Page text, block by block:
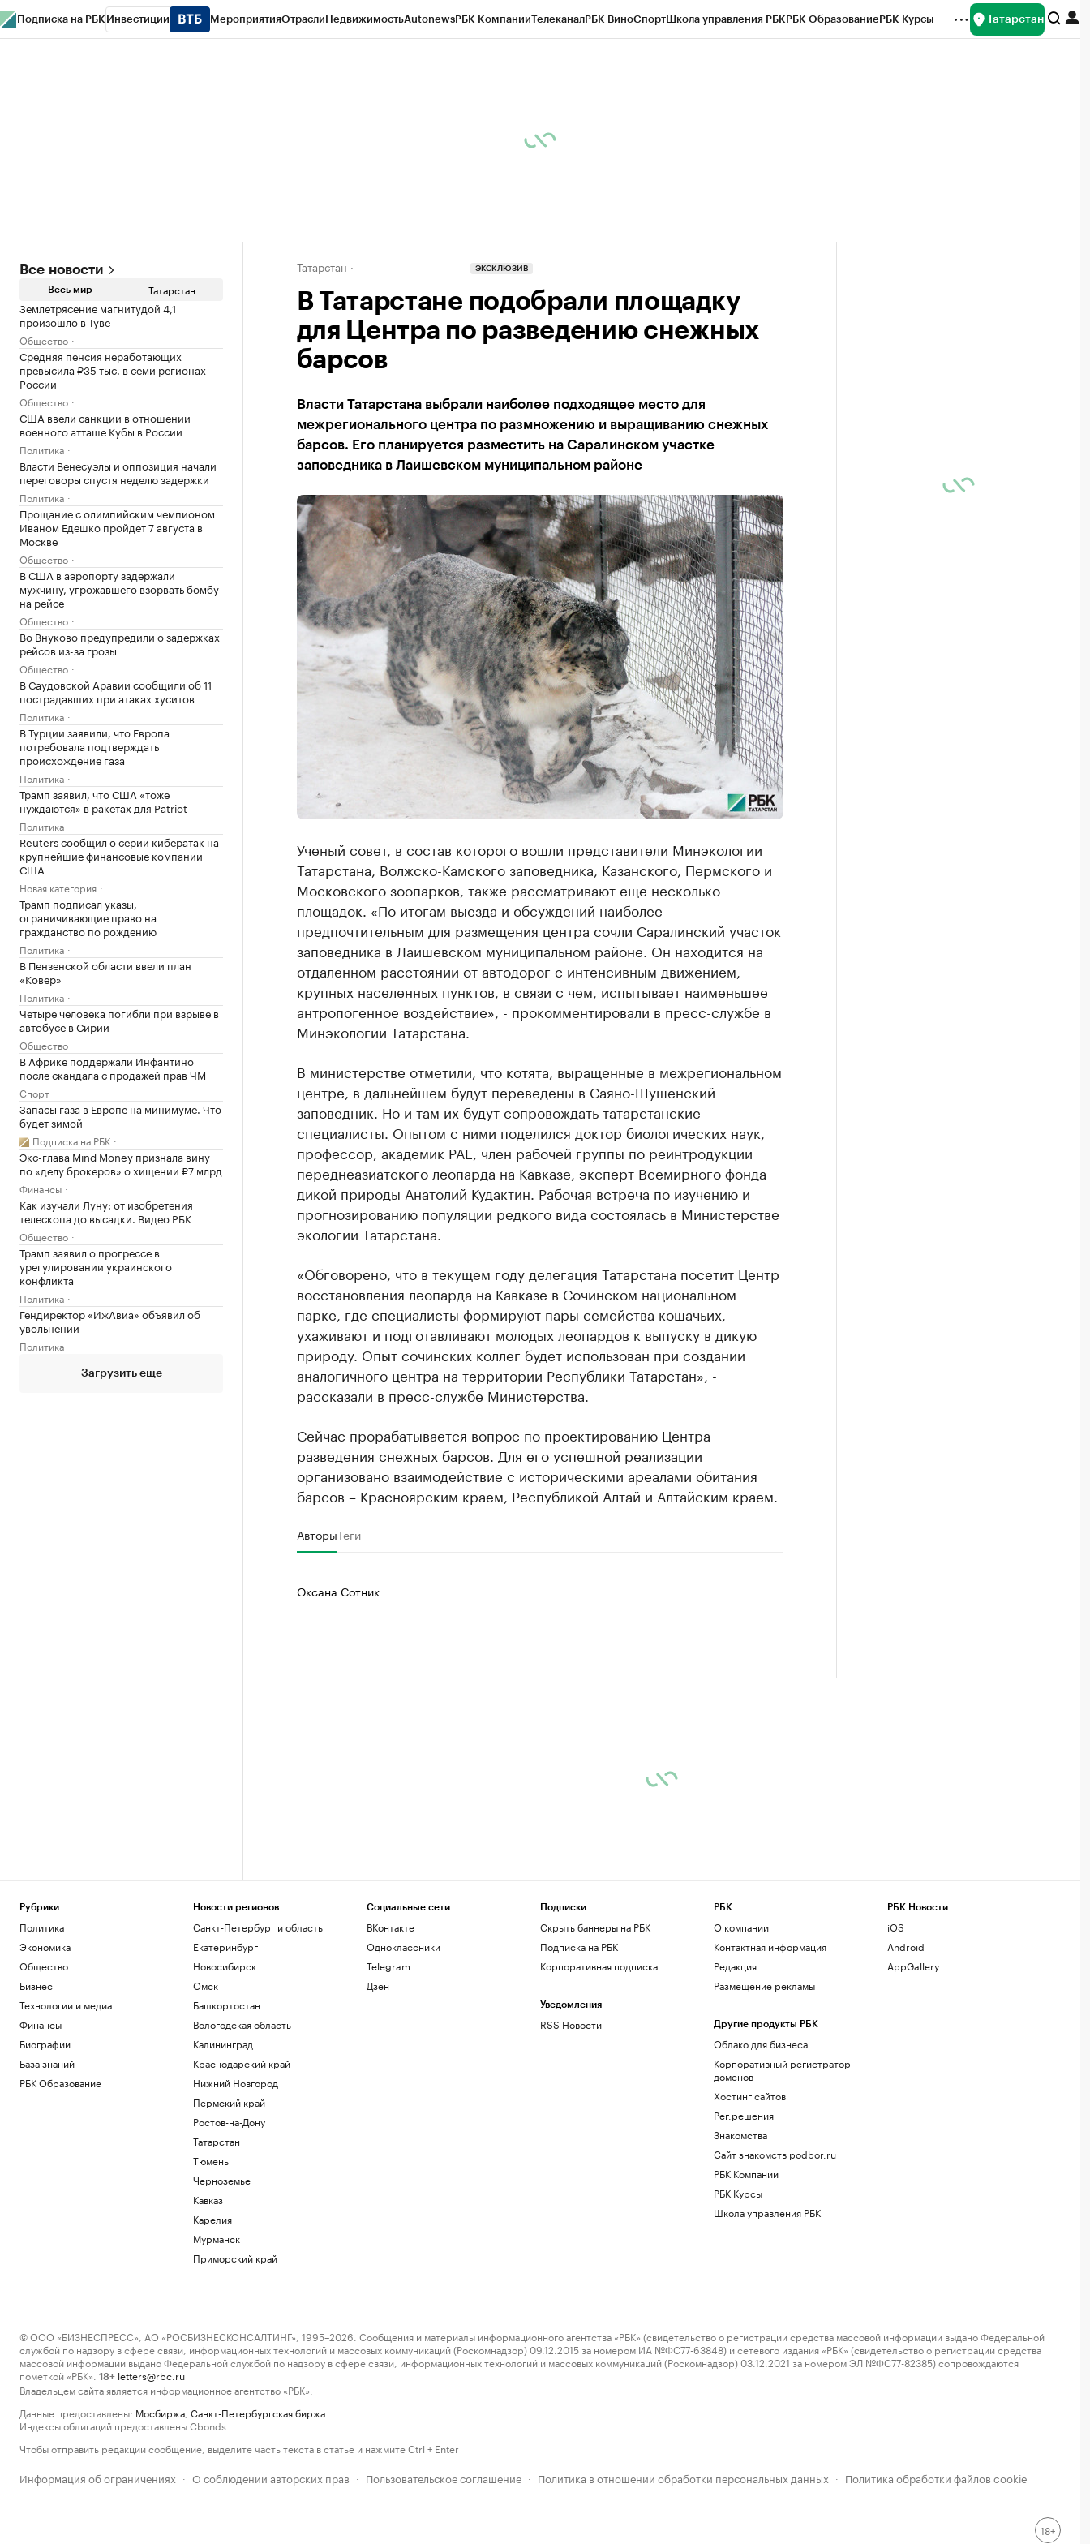
Подписка на РБК Инвестиции МероприятияОтраслиНедвижимостьAutonewsРБК КомпанииТелеканалРБК ВиноСпортШкола управления РБКРБК ОбразованиеРБК Курсы Татарстан
Все новости
Весь мир Татарстан
Землетрясение магнитудой 4,1
произошло в Туве
Общество
Средняя пенсия неработающих
превысила ₽35 тыс. в семи регионах
России
Общество
США ввели санкции в отношении
военного атташе Кубы в России
Политика
Власти Венесуэлы и оппозиция начали
переговоры спустя неделю задержки
Политика
Прощание с олимпийским чемпионом
Иваном Едешко пройдет 7 августа в
Москве
Общество
В США в аэропорту задержали
мужчину, угрожавшего взорвать бомбу
на рейсе
Общество
Во Внуково предупредили о задержках
рейсов из-за грозы
Общество
В Саудовской Аравии сообщили об 11
пострадавших при атаках хуситов
Политика
В Турции заявили, что Европа
потребовала подтверждать
происхождение газа
Политика
Трамп заявил, что США «тоже
нуждаются» в ракетах для Patriot
Политика
Reuters сообщил о серии кибератак на
крупнейшие финансовые компании
США
Новая категория
Трамп подписал указы,
ограничивающие право на
гражданство по рождению
Политика
В Пензенской области ввели план
«Ковер»
Политика
Четыре человека погибли при взрыве в
автобусе в Сирии
Общество
В Африке поддержали Инфантино
после скандала с продажей прав ЧМ
Спорт
Запасы газа в Европе на минимуме. Что
будет зимой
Подписка на РБК
Экс-глава Mind Money признала вину
по «делу брокеров» о хищении ₽7 млрд
Финансы
Как изучали Луну: от изобретения
телескопа до высадки. Видео РБК
Общество
Трамп заявил о прогрессе в
урегулировании украинского
конфликта
Политика
Гендиректор «ИжАвиа» объявил об
увольнении
Политика
Загрузить еще
Татарстан ЭКСКЛЮЗИВ
В Татарстане подобрали площадку
для Центра по разведению снежных
барсов
Власти Татарстана выбрали наиболее подходящее место для
межрегионального центра по размножению и выращиванию снежных
барсов. Его планируется разместить на Саралинском участке
заповедника в Лаишевском муниципальном районе
Ученый совет, в состав которого вошли представители Минэкологии
Татарстана, Волжско-Камского заповедника, Казанского, Пермского и
Московского зоопарков, также рассматривают еще несколько
площадок. «По итогам выезда и обсуждений наиболее
предпочтительным для размещения центра сочли Саралинский участок
заповедника в Лаишевском муниципальном районе. Он находится на
отдаленном расстоянии от автодорог с интенсивным движением,
крупных населенных пунктов, в связи с чем, испытывает наименьшее
антропогенное воздействие», - прокомментировали в пресс-службе в
Минэкологии Татарстана.
В министерстве отметили, что котята, выращенные в межрегиональном
центре, в дальнейшем будут переведены в Саяно-Шушенский
заповедник. Но и там их будут сопровождать татарстанские
специалисты. Опытом с ними поделился доктор биологических наук,
профессор, академик РАЕ, член рабочей группы по реинтродукции
переднеазиатского леопарда на Кавказе, эксперт Всемирного фонда
дикой природы Анатолий Кудактин. Рабочая встреча по изучению и
прогнозированию популяции редкого вида состоялась в Министерстве
экологии Татарстана.
«Обговорено, что в текущем году делегация Татарстана посетит Центр
восстановления леопарда на Кавказе в Сочинском национальном
парке, где специалисты формируют пары семейства кошачьих,
ухаживают и подготавливают молодых леопардов к выпуску в дикую
природу. Опыт сочинских коллег будет использован при создании
аналогичного центра на территории Республики Татарстан», -
рассказали в пресс-службе Министерства.
Сейчас прорабатывается вопрос по проектированию Центра
разведения снежных барсов. Для его успешной реализации
организовано взаимодействие с историческими ареалами обитания
барсов – Красноярским краем, Республикой Алтай и Алтайским краем.
АвторыТеги
Оксана Сотник
Рубрики
Политика
Экономика
Общество
Бизнес
Технологии и медиа
Финансы
Биографии
База знаний
РБК Образование
Новости регионов
Санкт-Петербург и область
Екатеринбург
Новосибирск
Омск
Башкортостан
Вологодская область
Калининград
Краснодарский край
Нижний Новгород
Пермский край
Ростов-на-Дону
Татарстан
Тюмень
Черноземье
Кавказ
Карелия
Мурманск
Приморский край
Социальные сети
ВКонтакте
Одноклассники
Telegram
Дзен
Подписки
Скрыть баннеры на РБК
Подписка на РБК
Корпоративная подписка
Уведомления
RSS Новости
РБК
О компании
Контактная информация
Редакция
Размещение рекламы
Другие продукты РБК
Облако для бизнеса
Корпоративный регистратор
доменов
Хостинг сайтов
Рег.решения
Знакомства
Сайт знакомств podbor.ru
РБК Компании
РБК Курсы
Школа управления РБК
РБК Новости
iOS
Android
AppGallery
© ООО «БИЗНЕСПРЕСС», АО «РОСБИЗНЕСКОНСАЛТИНГ», 1995–2026. Сообщения и материалы информационного агентства «РБК» (свидетельство о регистрации средства массовой информации выдано Федеральной
службой по надзору в сфере связи, информационных технологий и массовых коммуникаций (Роскомнадзор) 09.12.2015 за номером ИА №ФС77-63848) и сетевого издания «РБК» (свидетельство о регистрации средства
массовой информации выдано Федеральной службой по надзору в сфере связи, информационных технологий и массовых коммуникаций (Роскомнадзор) 03.12.2021 за номером ЭЛ №ФС77-82385) сопровождаются
пометкой «РБК».
18+ letters@rbc.ru
Владельцем сайта является информационное агентство «РБК».
Данные предоставлены: Мосбиржа Санкт-Петербургская биржа
Индексы облигаций предоставлены Cbonds.
Чтобы отправить редакции сообщение, выделите часть текста в статье и нажмите Ctrl + Enter
Информация об ограничениях · О соблюдении авторских прав · Пользовательское соглашение · Политика в отношении обработки персональных данных · Политика обработки файлов cookie
18+